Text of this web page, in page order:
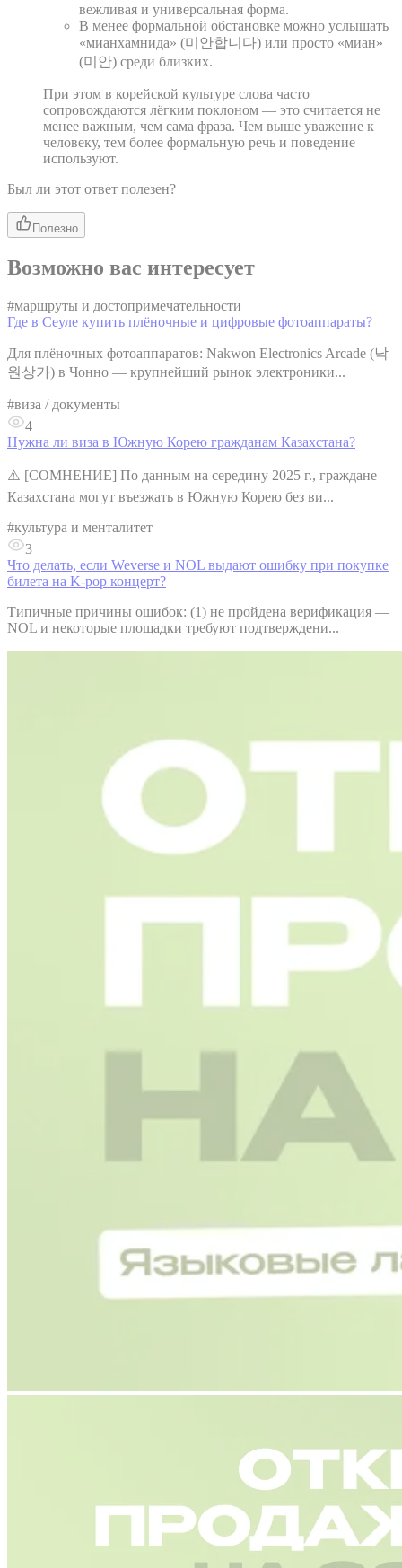
вежливая и универсальная форма.
В менее формальной обстановке можно услышать
«мианхамнида» (미안합니다) или просто «миан»
(미안) среди близких.
При этом в корейской культуре слова часто
сопровождаются лёгким поклоном — это считается не
менее важным, чем сама фраза. Чем выше уважение к
человеку, тем более формальную речь и поведение
используют.
Был ли этот ответ полезен?
Полезно
Возможно вас интересует
#маршруты и достопримечательности
Где в Сеуле купить плёночные и цифровые фотоаппараты?
Для плёночных фотоаппаратов: Nakwon Electronics Arcade (낙
원상가) в Чонно — крупнейший рынок электроники...
#виза / документы
4
Нужна ли виза в Южную Корею гражданам Казахстана?
⚠️ [СОМНЕНИЕ] По данным на середину 2025 г., граждане
Казахстана могут въезжать в Южную Корею без ви...
#культура и менталитет
3
Что делать, если Weverse и NOL выдают ошибку при покупке
билета на K-pop концерт?
Типичные причины ошибок: (1) не пройдена верификация —
NOL и некоторые площадки требуют подтверждени...